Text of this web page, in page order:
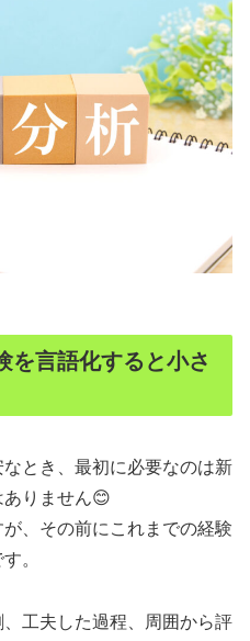
を言語化すると小さ
とき、最初に必要なのは新
ありません😊
、その前にこれまでの経験
。
工夫した過程、周囲から評